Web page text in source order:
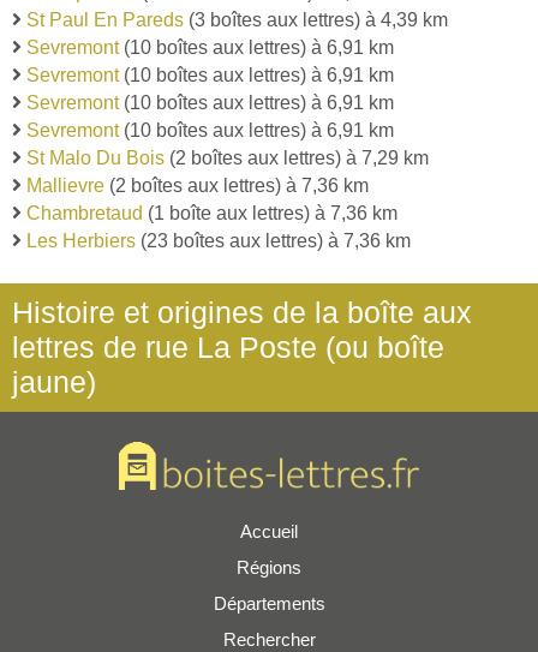
St Paul En Pareds (3 boîtes aux lettres) à 4,39 km
Sevremont(10 boîtes aux lettres) à 6,91 km
Sevremont(10 boîtes aux lettres) à 6,91 km
Sevremont(10 boîtes aux lettres) à 6,91 km
Sevremont(10 boîtes aux lettres) à 6,91 km
St Malo Du Bois (2 boîtes aux lettres) à 7,29 km
Mallievre (2 boîtes aux lettres) à 7,36 km
Chambretaud (1 boîte aux lettres) à 7,36 km
Les Herbiers (23 boîtes aux lettres) à 7,36 km
Histoire et origines de la boîte aux
lettres de rue La Poste (ou boîte
jaune)
Accueil
Régions
Départements
Rechercher